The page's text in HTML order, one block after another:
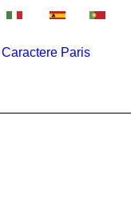
Caractere Paris